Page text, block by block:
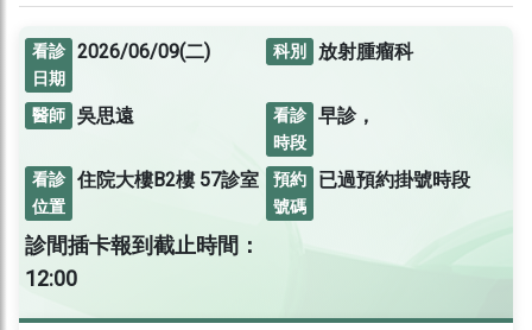
看診
日期
2026/06/09(二) 科別 放射腫瘤科
醫師 吳思遠
看診
時段
早診，
看診
位置
住院大樓B2樓57診室 預約
號碼
已過預約掛號時段
診間插卡報到截止時間：
12:00